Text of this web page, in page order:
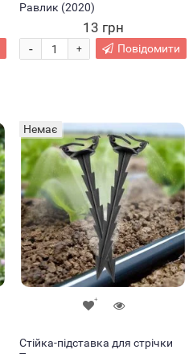
Равлик (2020)
13 грн
+
- Повідомити
Немає
Стійка-підставка для стрічки